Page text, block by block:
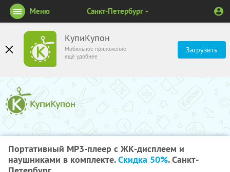
КупиКупон
Мобильное приложение
ещё удобнее
Загрузить
Меню Санкт-Петербург
Портативный MP3-плеер с ЖК-дисплеем и
наушниками в комплекте.Скидка 50%. Санкт-